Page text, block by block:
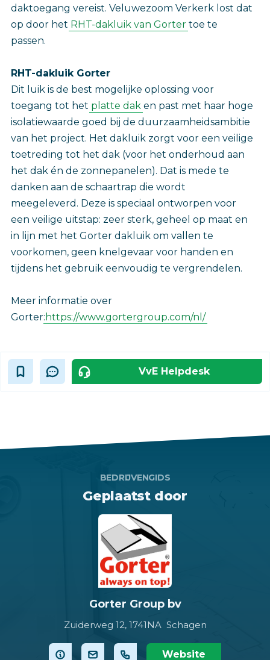
daktoegang vereist. Veluwezoom Verkerk lost dat
op door het RHT-dakluik van Gorter toe te
passen.
RHT-dakluik Gorter
Dit luik is de best mogelijke oplossing voor
toegang tot het platte dak en past met haar hoge
isolatiewaarde goed bij de duurzaamheidsambitie
van het project. Het dakluik zorgt voor een veilige
toetreding tot het dak (voor het onderhoud aan
het dak én de zonnepanelen). Dat is mede te
danken aan de schaartrap die wordt
meegeleverd. Deze is speciaal ontworpen voor
een veilige uitstap: zeer sterk, geheel op maat en
in lijn met het Gorter dakluik om vallen te
voorkomen, geen knelgevaar voor handen en
tijdens het gebruik eenvoudig te vergrendelen.
Meer informatie over
Gorter: https://www.gortergroup.com/nl/
VvE Helpdesk
BEDRIJVENGIDS
Geplaatst door
Gorter Group bv
Zuiderweg 12, 1741NA Schagen
Website